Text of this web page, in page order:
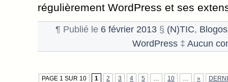
régulièrement WordPress et ses
¶ Publié le 6 février 2013 § (N)TIC,
WordPress‡ Aucun
PAGE 1 SUR 10 1 2 3 4 5 10 »